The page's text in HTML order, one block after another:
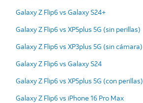
Galaxy Z Flip6 vs Galaxy S24+
Galaxy Z Flip6 vs XP5plus 5G (sin perillas)
Galaxy Z Flip6 vs XP3plus 5G (sin cámara)
Galaxy Z Flip6 vs Galaxy S24
Galaxy Z Flip6 vs XP5plus 5G (con perillas)
Galaxy Z Flip6 vs iPhone 16 Pro Max